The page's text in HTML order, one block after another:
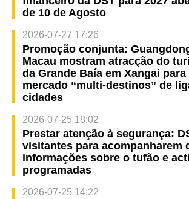
de 10 de Agosto
2026-07-27 17:26
Promoção conjunta:
Macau mostram atracção do
da Grande Baía em Xangai
mercado “multi-destinos” de
cidades
2026-07-25 18:02
Prestar atenção à segurança:
visitantes para acompanharem
informações sobre o tufão e
programadas
2026-07-25 14:22